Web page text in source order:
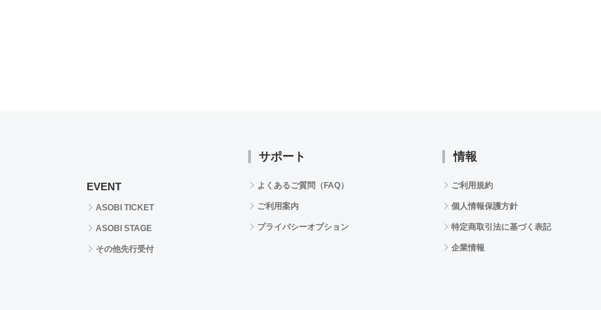
EVENT
ASOBI TICKET
ASOBI STAGE
その他先行受付
サポート
よくあるご質問（FAQ）
ご利用案内
プライバシーオプション
情報
ご利用規約
個人情報保護方針
特定商取引法に基づく表記
企業情報